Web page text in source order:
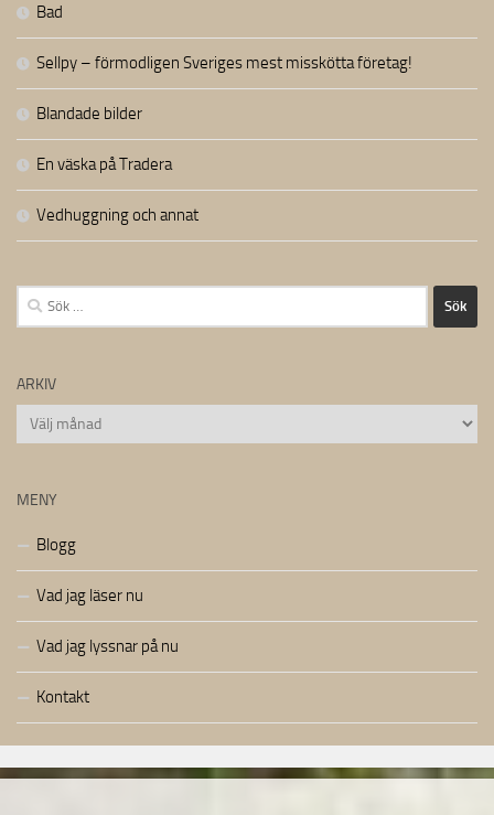
Bad
Sellpy – förmodligen Sveriges mest misskötta företag!
Blandade bilder
En väska på Tradera
Vedhuggning och annat
Sök
efter:
ARKIV
Arkiv
MENY
Blogg
Vad jag läser nu
Vad jag lyssnar på nu
Kontakt